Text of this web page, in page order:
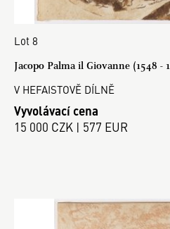
Lot 8
Jacopo Palma il Giovanne (1548 -
V HEFAISTOVĚ DÍLNĚ
Vyvolávací cena
15 000 CZK | 577 EUR